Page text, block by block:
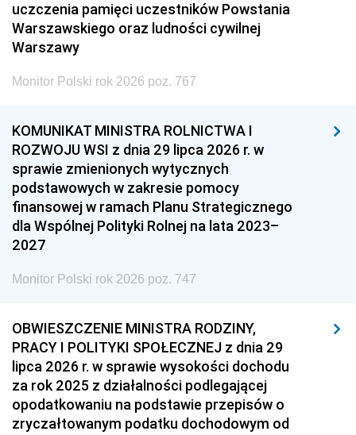
uczczenia pamięci uczestników Powstania
Warszawskiego oraz ludności cywilnej
Warszawy
Monitor Polski rok 2026 poz. 767
KOMUNIKAT MINISTRA ROLNICTWA I
ROZWOJU WSI z dnia 29 lipca 2026 r. w
sprawie zmienionych wytycznych
podstawowych w zakresie pomocy
finansowej w ramach Planu Strategicznego
dla Wspólnej Polityki Rolnej na lata 2023–
2027
Monitor Polski rok 2026 poz. 747
OBWIESZCZENIE MINISTRA RODZINY,
PRACY I POLITYKI SPOŁECZNEJ z dnia 29
lipca 2026 r. w sprawie wysokości dochodu
za rok 2025 z działalności podlegającej
opodatkowaniu na podstawie przepisów o
zryczałtowanym podatku dochodowym od